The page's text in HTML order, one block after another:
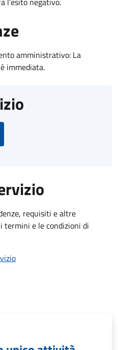
amministrativo: La
immediata.
requisiti e altre
e le condizioni di